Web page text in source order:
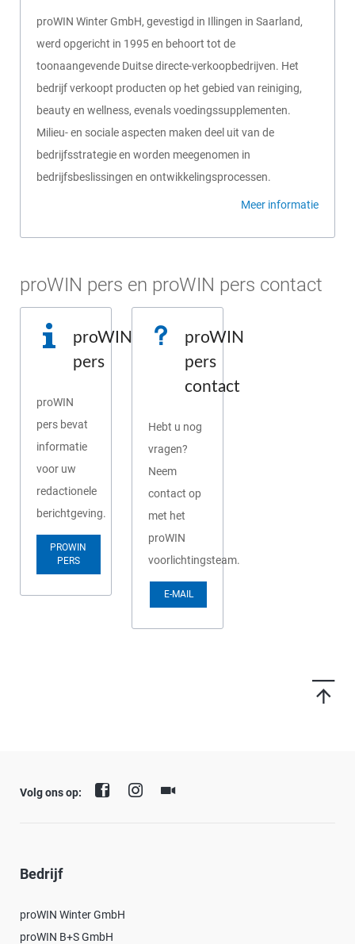
proWIN Winter GmbH, gevestigd in Illingen in Saarland,
werd opgericht in 1995 en behoort tot de
toonaangevende Duitse directe-verkoopbedrijven. Het
bedrijf verkoopt producten op het gebied van reiniging,
beauty en wellness, evenals voedingssupplementen.
Milieu- en sociale aspecten maken deel uit van de
bedrijfsstrategie en worden meegenomen in
bedrijfsbeslissingen en ontwikkelingsprocessen.
Meer informatie
proWIN pers en proWIN pers contact
proWIN
pers
proWIN
pers bevat
informatie
voor uw
redactionele
berichtgeving.
PROWIN
PERS
proWIN
pers
contact
Hebt u nog
vragen?
Neem
contact op
met het
proWIN
voorlichtingsteam.
E-MAIL
Volg ons op:
Bedrijf
proWIN Winter GmbH
proWIN B+S GmbH